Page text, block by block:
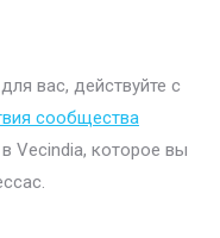
вас, действуйте с
сообщества
Vecindia, которое вы